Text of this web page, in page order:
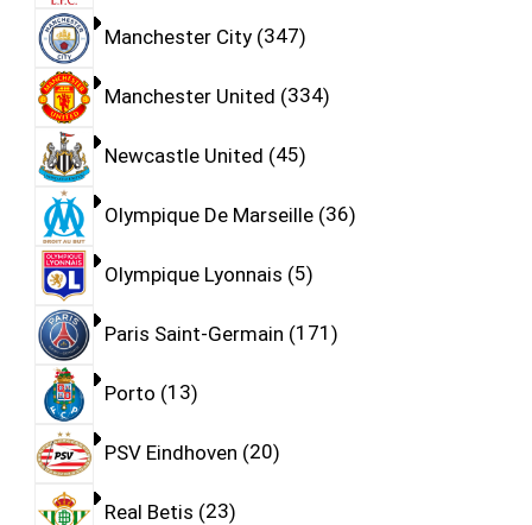
Manchester City 347
Manchester United 334
Newcastle United 45
Olympique De Marseille 36
Olympique Lyonnais 5
Paris Saint-Germain 171
Porto 13
PSV Eindhoven 20
Real Betis 23